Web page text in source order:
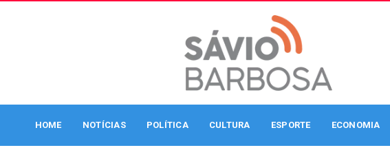
HOME NOTÍCIAS POLÍTICA CULTURA ESPORTE ECONOMIA